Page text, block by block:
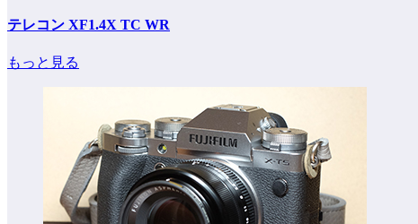
テレコン XF1.4X TC WR
もっと見る